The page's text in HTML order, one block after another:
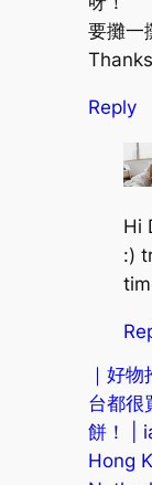
要攤一
Reply
Hi
:)
｜好
台都很
餅！ |
Hong